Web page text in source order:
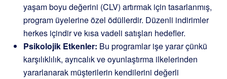
yaşam boyu değerini (CLV) artırmak için tasarlanmış,
program üyelerine özel ödüllerdir. Düzenli indirimler
herkes içindir ve kısa vadeli satışları hedefler.
Psikolojik Etkenler: Bu programlar işe yarar çünkü
karşılıklılık, ayrıcalık ve oyunlaştırma ilkelerinden
yararlanarak müşterilerin kendilerini değerli